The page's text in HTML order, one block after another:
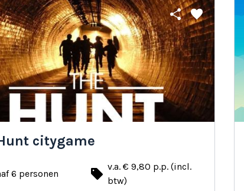
share favorite
citygame
6 personen local_offer v.a. € 9,80 p.p. (incl.
btw)